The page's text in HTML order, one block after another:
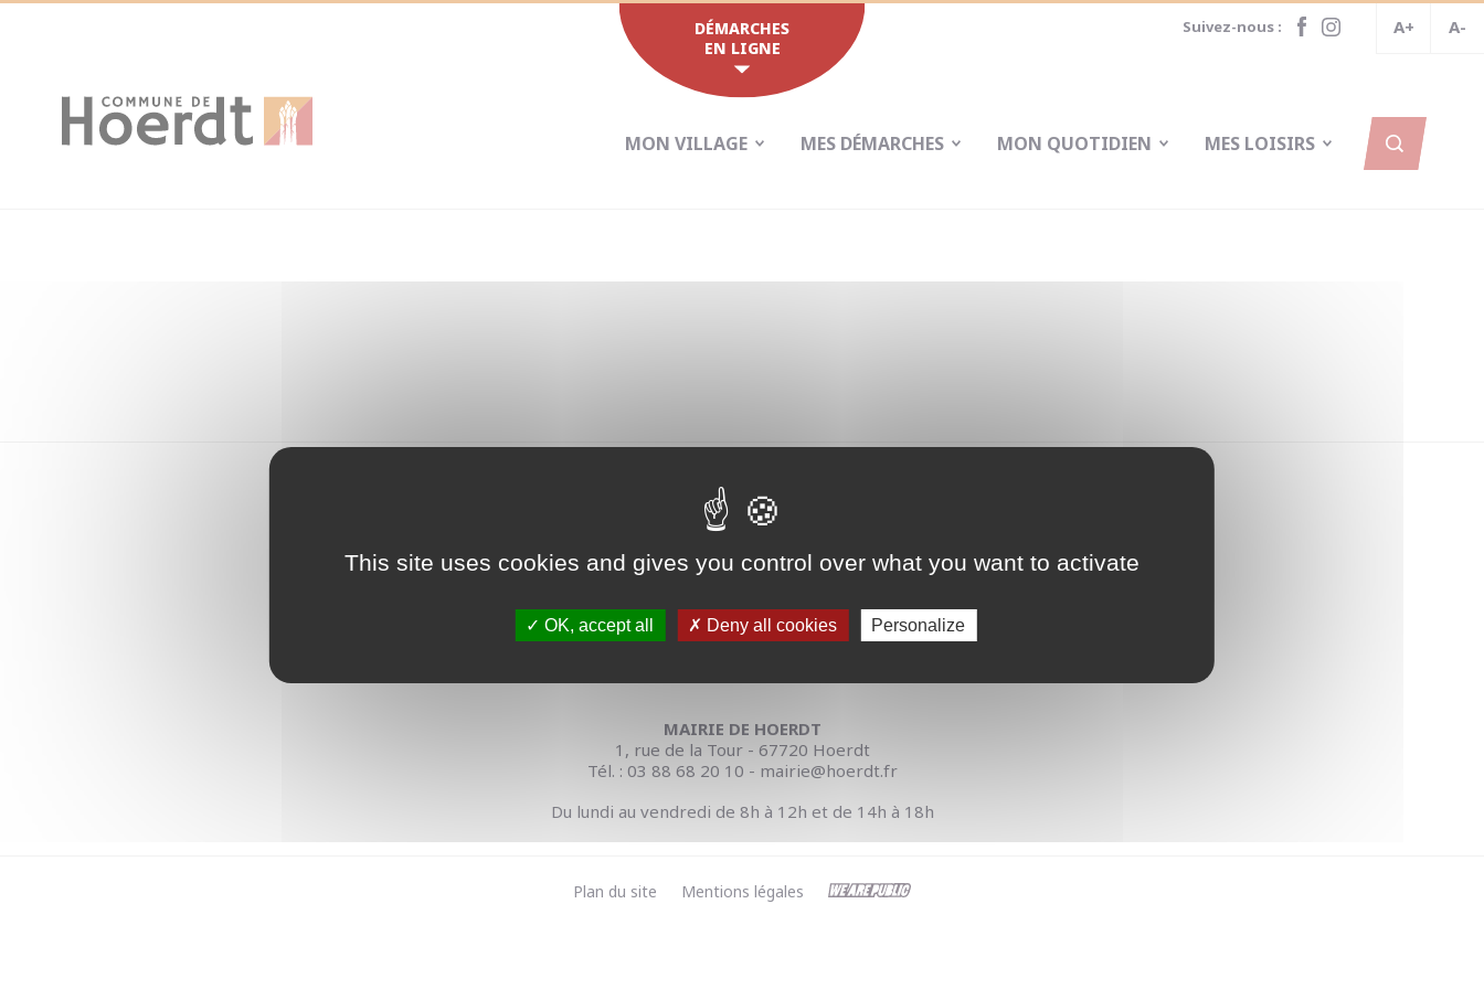
DÉMARCHES
EN LIGNE
Suivez-nous : A+ A-
MON VILLAGE MES DÉMARCHES MON QUOTIDIEN MES LOISIRS
MAIRIE DE HOERDT
1, rue de la Tour - 67720 Hoerdt
Tél. : 03 88 68 20 10 - mairie@hoerdt.fr
Du lundi au vendredi de 8h à 12h et de 14h à 18h
Plan du site Mentions légales
This site uses cookies and gives you control over what you want to activate
OK, accept all Deny all cookies Personalize